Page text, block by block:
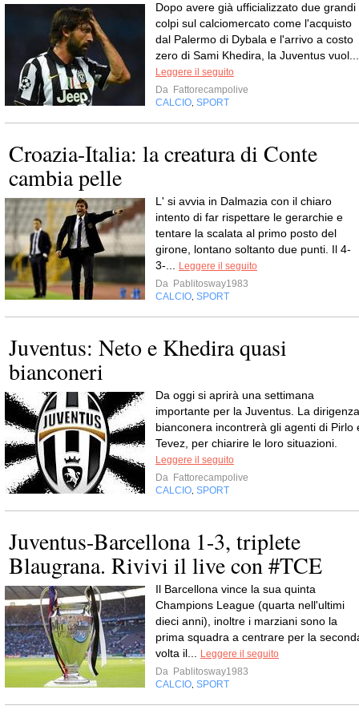
Dopo avere già ufficializzato due grandi
colpi sul calciomercato come l'acquisto
dal Palermo di Dybala e l'arrivo a costo
zero di Sami Khedira, la Juventus vuol...
Leggere il seguito
Da Fattorecampolive
CALCIO, SPORT
Croazia-Italia: la creatura di Conte
cambia pelle
L' si avvia in Dalmazia con il chiaro
intento di far rispettare le gerarchie e
tentare la scalata al primo posto del
girone, lontano soltanto due punti. Il 4-
3-... Leggere il seguito
Da Pablitosway1983
CALCIO, SPORT
Juventus: Neto e Khedira quasi
bianconeri
Da oggi si aprirà una settimana
importante per la Juventus. La dirigenza
bianconera incontrerà gli agenti di Pirlo
Tevez, per chiarire le loro situazioni.
Leggere il seguito
Da Fattorecampolive
CALCIO, SPORT
Juventus-Barcellona 1-3, triplete
Blaugrana. Rivivi il live con #TCE
Il Barcellona vince la sua quinta
Champions League (quarta nell'ultimi
dieci anni), inoltre i marziani sono la
prima squadra a centrare per la
volta il... Leggere il seguito
Da Pablitosway1983
CALCIO, SPORT